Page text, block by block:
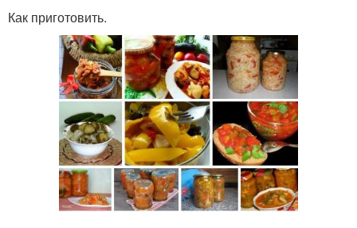
Как приготовить.